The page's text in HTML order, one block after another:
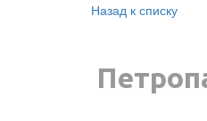
Назад к списку